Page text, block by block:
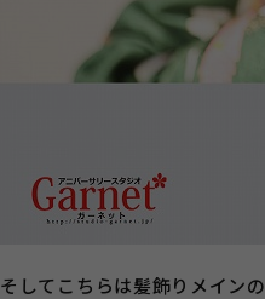
そしてこちらは髪飾りメインの